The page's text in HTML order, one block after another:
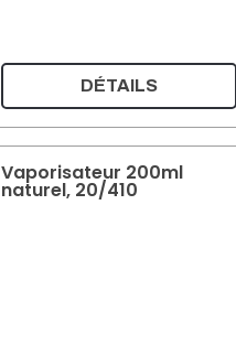
DÉTAILS
Vaporisateur 200ml
naturel, 20/410